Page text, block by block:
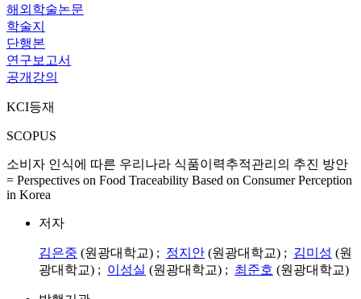
해외학술논문
학술지
단행본
연구보고서
공개강의
KCI등재
SCOPUS
소비자 인식에 따른 우리나라 식품이력추적관리의 추진 방안
= Perspectives on Food Traceability Based on Consumer Perception
in Korea
저자
김은중 (원광대학교) ; 정지안 (원광대학교) ; 김미성 (원
광대학교) ; 이성실 (원광대학교) ; 최준호 (원광대학교)